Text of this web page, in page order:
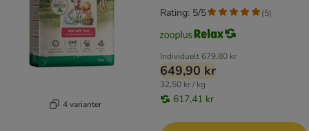
4 varianter
Individuelt 679,80 kr
649,90 kr
32,50 kr / kg
617,41 kr
Rating: 5/5 (5)